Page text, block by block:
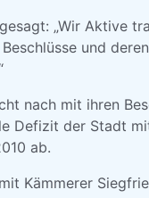
„Wir Aktive
und
nach mit ihren
Defizit der Stadt
ab.
Kämmerer